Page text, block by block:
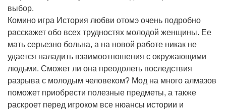
выбор.
Комино игра История любви отомэ очень подробно
расскажет обо всех трудностях молодой женщины. Ее
мать серьезно больна, а на новой работе никак не
удается наладить взаимоотношения с окружающими
людьми. Сможет ли она преодолеть последствия
разрыва с молодым человеком? Мод на много алмазов
поможет приобрести полезные предметы, а также
раскроет перед игроком все нюансы истории и